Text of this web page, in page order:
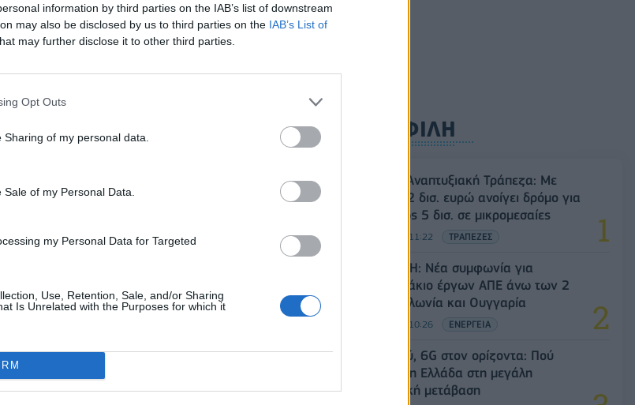
information by third parties on the IAB’s list of downstream
may also be disclosed by us to third parties on the IAB’s List of
may further disclose it to other third parties.
Opt Outs
of my personal data.
of my Personal Data.
my Personal Data for Targeted
Use, Retention, Sale, and/or Sharing
Is Unrelated with the Purposes for which it
ΔΗΜΟΦΙΛΗ
Ελληνική Αναπτυξιακή Τράπεζα: Με
«προίκα» 2 δισ. ευρώ ανοίγει δρόμο για
δάνεια έως 5 δισ. σε μικρομεσαίες
08/08/2026 - 11:22 ΤΡΑΠΕΖΕΣ
Όμιλος ΔΕΗ: Νέα συμφωνία για
χαρτοφυλάκιο έργων ΑΠΕ άνω των 2
GW σε Πολωνία και Ουγγαρία
08/08/2026 - 10:26 ΕΝΕΡΓΕΙΑ
5G παντού, 6G στον ορίζοντα: Πού
βρίσκεται η Ελλάδα στη μεγάλη
τεχνολογική μετάβαση